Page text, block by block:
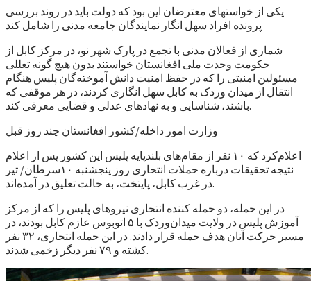
یکی از خواستهای معترضان این بود که دولت باید در روند بررسی
پرونده افراد سهل انگار نمایندگان جامعه مدنی را شامل کند
شماری از فعالان مدنی با تجمع در پارک شهر نو، در مرکز کابل از
حکومت وحدت ملی افغانستان خواستند بدون هیچ گونه تعللی
مسئولین امنیتی را که در حفظ امنیت دانش آموخته‌گان پلیس هنگام
انتقال از میدان وردک به کابل سهل انگاری کردند، در هر موقفی که
باشند، شناسایی و به نهادهای عدلی و قضایی معرفی کند.
وزارت امور داخله/کشور افغانستان چند روز قبل
اعلام‌کرد که ۱۰ نفر از مقام‌های بلند‌پایه پلیس این کشور پس از اعلام
نتیجه تحقیقات درباره حملات انتحاری روز پنجشنبه ۱۰سرطان/ تیر
در غرب کابل، پایتخت، به حالت تعلیق در آمده‌اند.
در این حمله، دو حمله کننده انتحاری نیروهای پلیس را که از مرکز
آموزش پلیس در ولایت میدان‌وردک با ۵ اتوبوس عازم کابل بودند، در
مسیر حرکت آنان هدف حمله قرار دادند. در این حمله انتحاری، ۳۲ نفر
کشته و ۷۹ نفر دیگر زخمی شدند.